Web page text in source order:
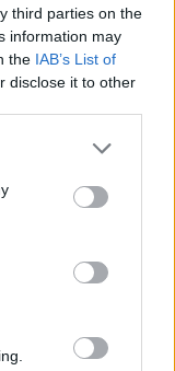
third parties on the
information may
the IAB’s List of
disclose it to other
or more Google
You may click to
party tags to
in below Google
Kelet
és négy új,
az M1-es